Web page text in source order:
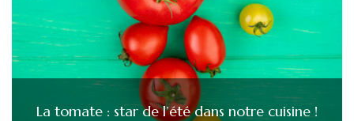
La tomate : star de l’été dans notre cuisine !